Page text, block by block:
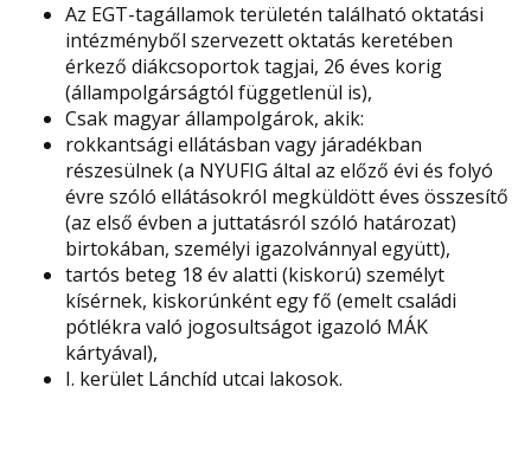
Az EGT-tagállamok területén található oktatási
intézményből szervezett oktatás keretében
érkező diákcsoportok tagjai, 26 éves korig
(állampolgárságtól függetlenül is),
Csak magyar állampolgárok, akik:
rokkantsági ellátásban vagy járadékban
részesülnek (a NYUFIG által az előző évi és folyó
évre szóló ellátásokról megküldött éves összesítő
(az első évben a juttatásról szóló határozat)
birtokában, személyi igazolvánnyal együtt),
tartós beteg 18 év alatti (kiskorú) személyt
kísérnek, kiskorúnként egy fő (emelt családi
pótlékra való jogosultságot igazoló MÁK
kártyával),
I. kerület Lánchíd utcai lakosok.